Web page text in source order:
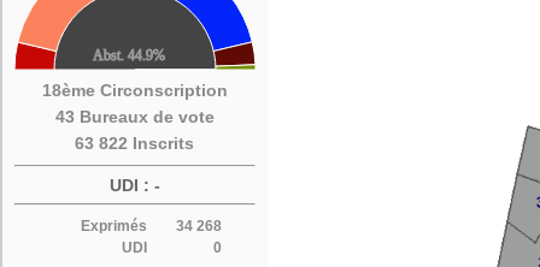
18ème Circonscription
43 Bureaux de vote
63 822 Inscrits
UDI : -
Exprimés
34 268
UDI
0